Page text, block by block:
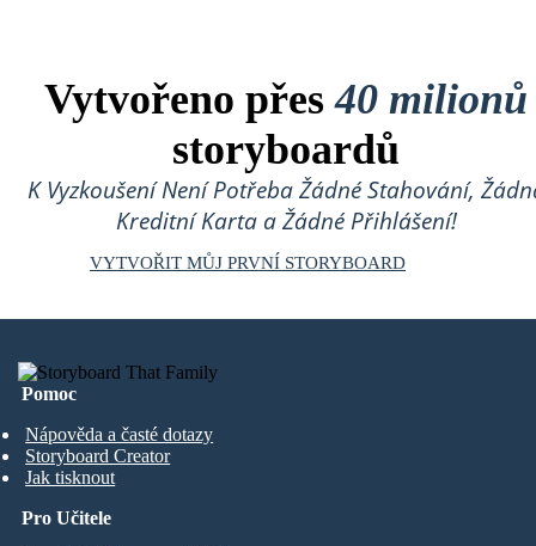
Vytvořeno přes40 milionů
storyboardů
K Vyzkoušení Není Potřeba Žádné Stahování,
Kreditní Karta a Žádné Přihlášení!
VYTVOŘIT MŮJ PRVNÍ STORYBOARD
Pomoc
Nápověda a časté dotazy
Storyboard Creator
Jak tisknout
Pro Učitele